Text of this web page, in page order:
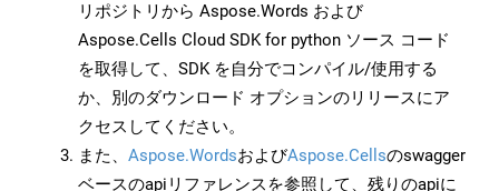
リポジトリから Aspose.Words および
Aspose.Cells Cloud SDK for python ソース コード
を取得して、SDK を自分でコンパイル/使用する
か、別のダウンロード オプションのリリースにア
クセスしてください。
また、 Aspose.WordsおよびAspose.Cellsのswagger
ベースのapiリファレンスを参照して、残りのapiに